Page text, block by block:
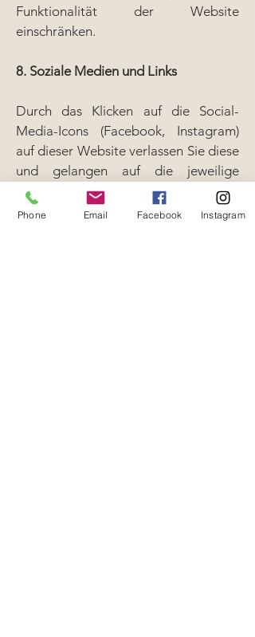
Funktionalität der Website
einschränken.
8. Soziale Medien und Links
Durch das Klicken auf die Social-
Media-Icons (Facebook, Instagram)
auf dieser Website verlassen Sie diese
und gelangen auf die jeweilige
Plattform. Beachten Sie bitte, dass
beim Besuch dieser Plattformen
Phone Email Facebook Instagram